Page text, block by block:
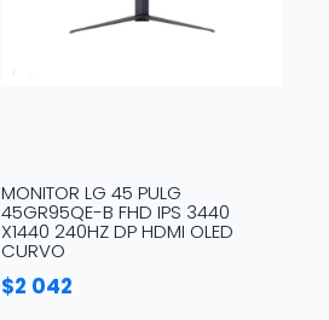
MONITOR LG 45 PULG
45GR95QE-B FHD IPS 3440
X1440 240HZ DP HDMI OLED
CURVO
$2 042